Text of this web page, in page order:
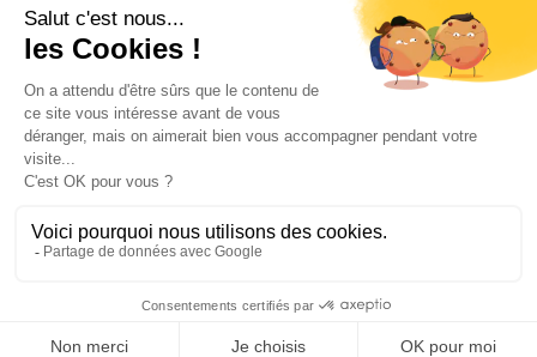
Alutec|Mentions légales